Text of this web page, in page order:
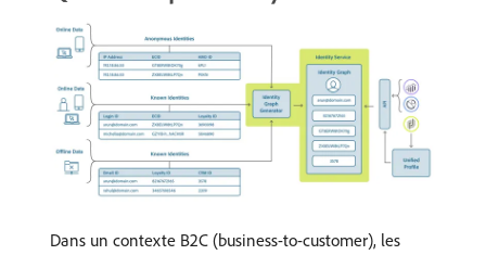
Dans un contexte B2C (business-to-customer), les